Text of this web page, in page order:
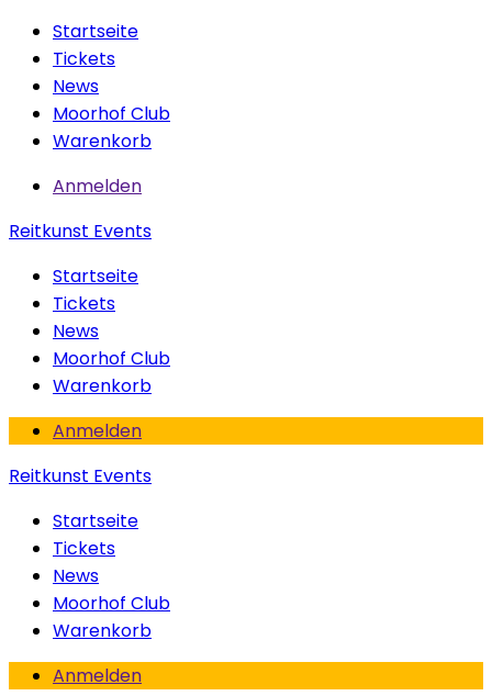
Startseite
Tickets
News
Moorhof Club
Warenkorb
Anmelden
Reitkunst Events
Startseite
Tickets
News
Moorhof Club
Warenkorb
Anmelden
Reitkunst Events
Startseite
Tickets
News
Moorhof Club
Warenkorb
Anmelden